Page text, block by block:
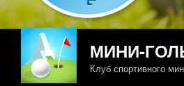
МИНИ-
Клуб спортивного